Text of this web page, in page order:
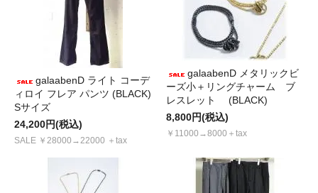
galaabenD ライト コーデ
ィロイ フレア パンツ (BLACK)
Sサイズ
24,200円(税込)
SALE ￥28000→22000 ＋tax
galaabenD メタリックビ
ーズ小＋リングチャーム ブ
レスレット (BLACK)
8,800円(税込)
￥11000→8000＋tax